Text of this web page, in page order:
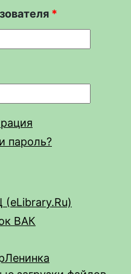
*
пароль?
ВАК